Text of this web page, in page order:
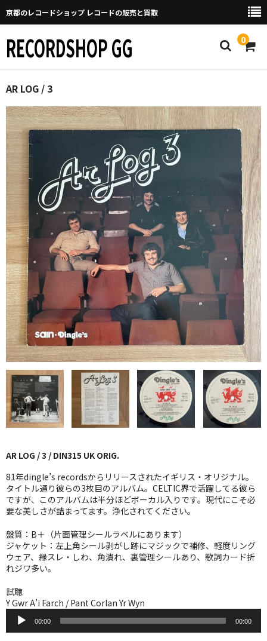
京都のレコードショップ レコードの販売と買取
RECORDSHOP GG 0
Home
マイページ
GGについて
買取について
取り置きなどについて
Categories
New Arrivals
新譜
GG RECORD （当店のレーベル）
全商品
JAZZ-US
BLUE NOTE
JAZZ-EU
JAZZ-JP
J-POP
ROCK
FOLK,SSW
WORLD
その他
AR LOG / 3
AR LOG / 3 / DIN315 UK ORIG.
81年dingle’s recordsからリリースされたイギリス・オリジナル。
タイトル通り彼らの3枚目のアルバム。CELTIC界で活躍してる彼ら
ですが、このアルバムは半分ほどボーカル入りです。現代にこそ必
要な美しさが詰まってます。浄化されてください。
盤質：B＋（片面管理シールラベルにあります）
ジャケット：左上角シール剥がし跡にマジックで補修、軽度リング
ウェア、縁スレ・しわ、角潰れ、裏管理シールあり、歌詞カード折
れジワ多い。
試聴
Y Gwr A’i Farch / Pant Corlan Yr Wyn
プ
00:00 00:00